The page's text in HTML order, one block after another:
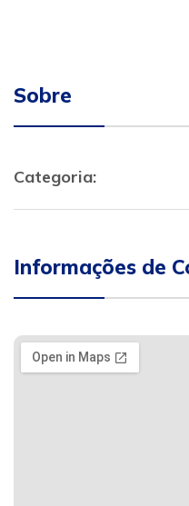
Sobre
Categoria:
Informações de